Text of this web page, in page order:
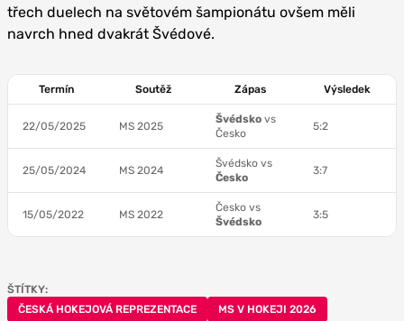
třech duelech na světovém šampionátu ovšem měli
navrch hned dvakrát Švédové.
Termín Soutěž Zápas Výsledek
22/05/2025 MS 2025
Švédsko vs
Česko
5:2
25/05/2024 MS 2024
Švédsko vs
Česko
3:7
15/05/2022 MS 2022
Česko vs
Švédsko
3:5
ŠTÍTKY:
ČESKÁ HOKEJOVÁ REPREZENTACE
MS V HOKEJI 2026